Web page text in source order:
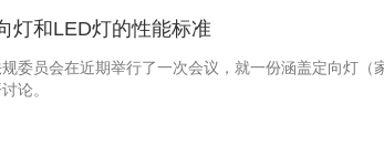
灯和LED灯的性能标准
委员会在近期举行了一次会议，就一份涵盖定向灯（
论。